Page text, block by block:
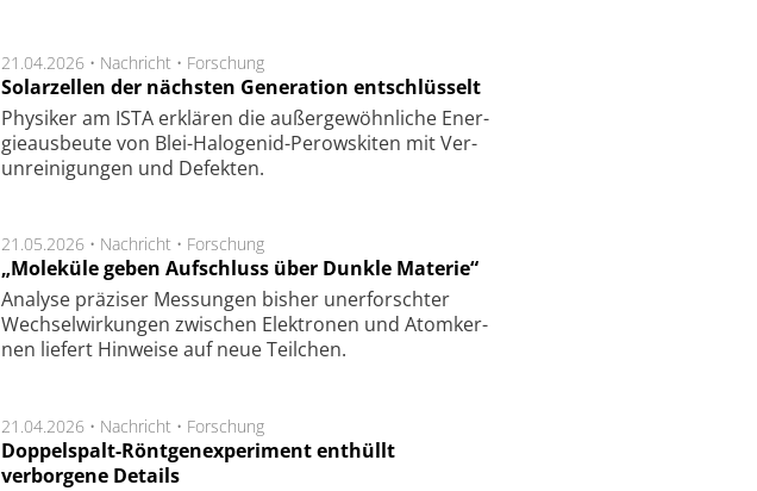
21.04.2026 • Nachricht • Forschung
Solarzellen der nächsten Generation entschlüsselt
Physiker am ISTA er­klä­ren die außer­ge­wöhn­li­che Ener­
gie­aus­beu­te von Blei-Halo­ge­nid-Perows­ki­ten mit Ver­
unrei­ni­gung­en und De­fek­ten.
21.05.2026 • Nachricht • Forschung
„Moleküle geben Aufschluss über Dunkle Materie“
Analyse prä­zi­ser Mes­sung­en bis­her un­er­for­schter
Wech­sel­wir­kung­en zwi­schen Elek­tro­nen und Atom­ker­
nen lie­fert Hin­wei­se auf neue Teil­chen.
21.04.2026 • Nachricht • Forschung
Doppelspalt-Röntgenexperiment enthüllt
verborgene Details